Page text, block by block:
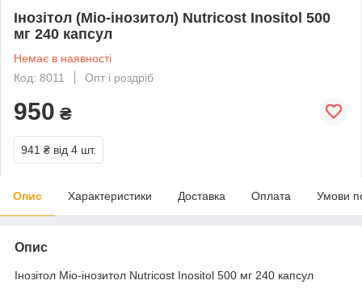
Інозітол (Міо-інозитол) Nutricost Inositol 500
мг 240 капсул
Немає в наявності
Код: 8011
Опт і роздріб
950 ₴
941 ₴ від 4 шт.
Опис Характеристики Доставка Оплата Умови
Опис
Інозітол Міо-інозитол Nutricost Inositol 500 мг 240 капсул